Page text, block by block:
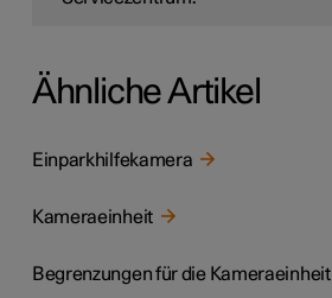
Ähnliche Artikel
Einparkhilfekamera
Kameraeinheit
Begrenzungen für die Kameraeinheit